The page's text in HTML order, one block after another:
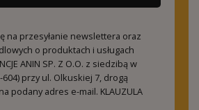
na przesyłanie newslettera oraz
o produktach i usługach
ANIN SP. Z O.O. z siedzibą w
przy ul. Olkuskiej 7, drogą
podany adres e-mail. KLAUZULA